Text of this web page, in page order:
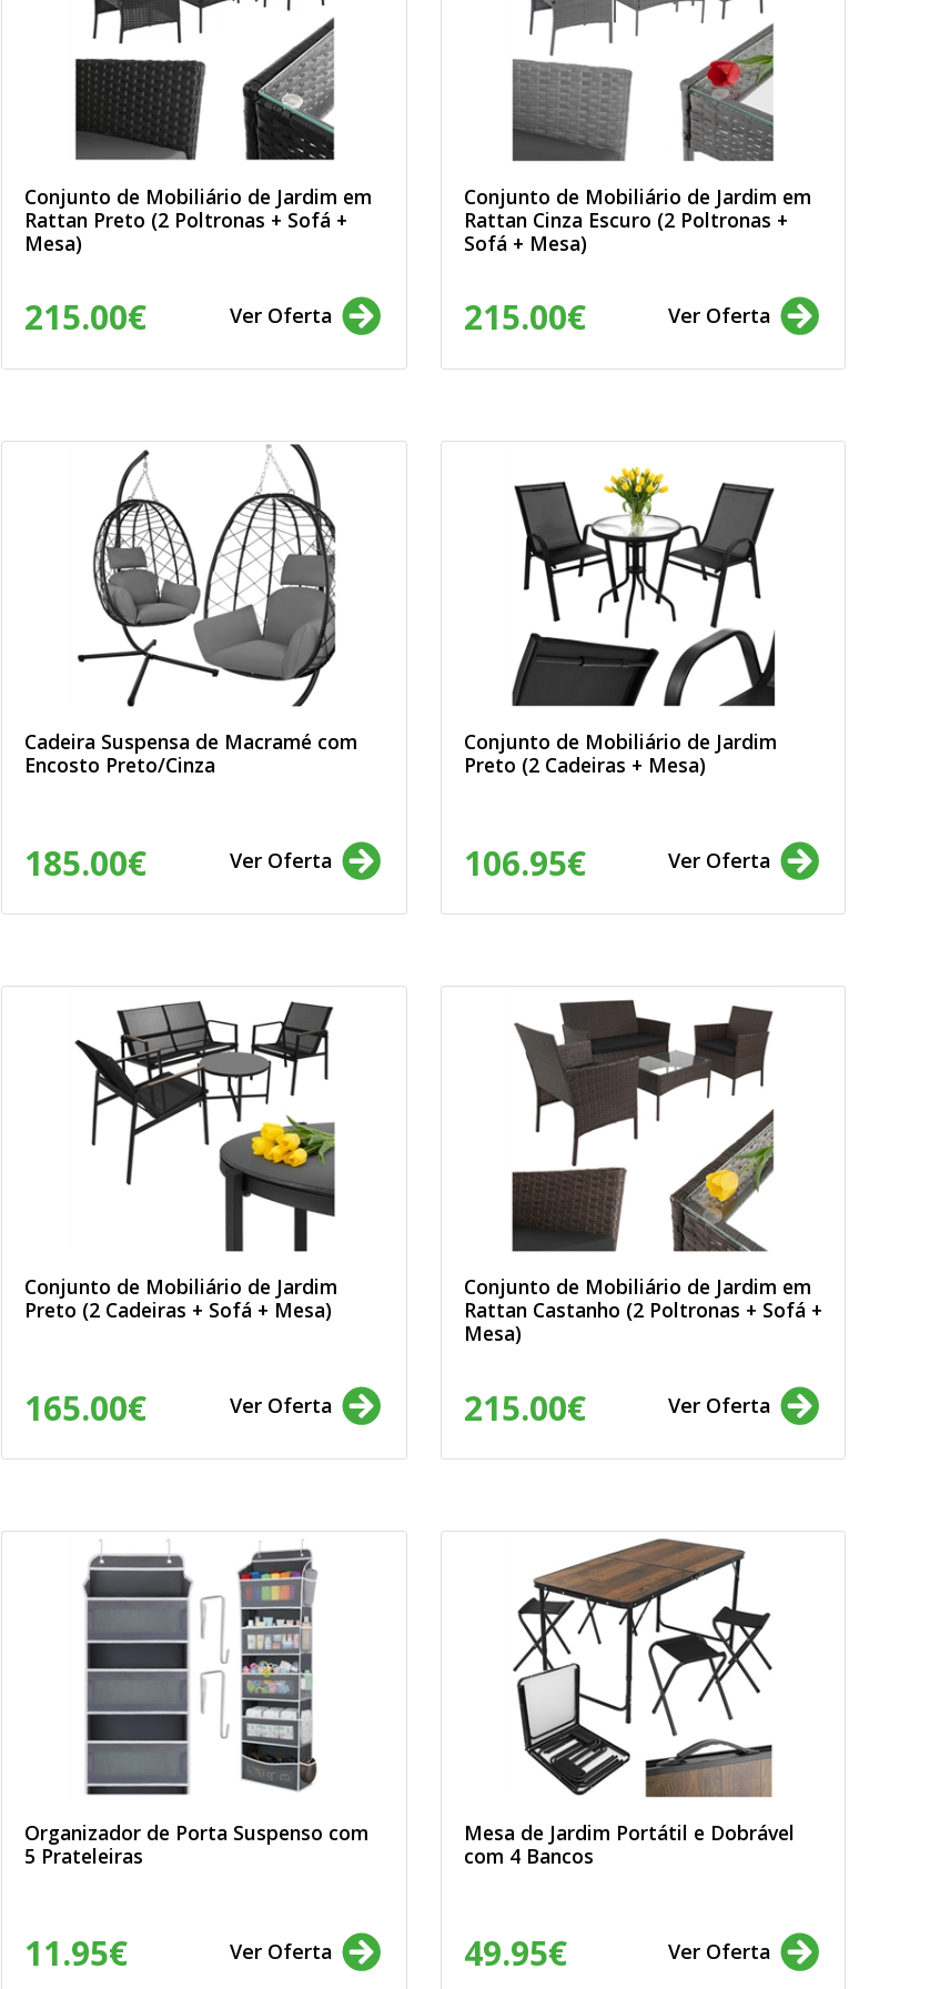
Conjunto de Mobiliário de Jardim em
Rattan Preto (2 Poltronas + Sofá +
Mesa)
215.00€ Ver Oferta
Conjunto de Mobiliário de Jardim em
Rattan Cinza Escuro (2 Poltronas +
Sofá + Mesa)
215.00€ Ver Oferta
Cadeira Suspensa de Macramé com
Encosto Preto/Cinza
185.00€ Ver Oferta
Conjunto de Mobiliário de Jardim
Preto (2 Cadeiras + Mesa)
106.95€ Ver Oferta
Conjunto de Mobiliário de Jardim
Preto (2 Cadeiras + Sofá + Mesa)
165.00€ Ver Oferta
Conjunto de Mobiliário de Jardim em
Rattan Castanho (2 Poltronas + Sofá +
Mesa)
215.00€ Ver Oferta
Organizador de Porta Suspenso com
5 Prateleiras
11.95€ Ver Oferta
Mesa de Jardim Portátil e Dobrável
com 4 Bancos
49.95€ Ver Oferta